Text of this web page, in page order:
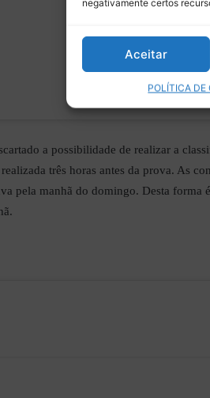
negativamente certos
Aceitar
POLÍTICA DE
a possibilidade de realizar a
realizada três horas antes da prova. As
pela manhã do domingo. Desta forma